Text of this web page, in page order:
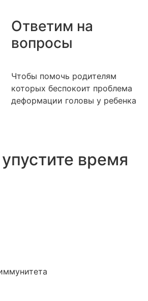
Ответим на
вопросы
Чтобы помочь родителям
которых беспокоит проблема
деформации головы у ребенка
время